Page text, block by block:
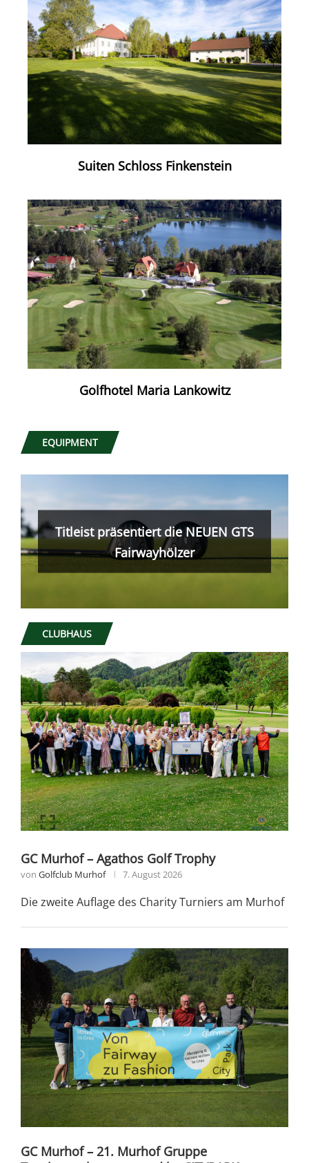
Suiten Schloss Finkenstein
Golfhotel Maria Lankowitz
EQUIPMENT
Was nicht passt, wird passend
CLUBHAUS
GC Murhof – Agathos Golf Trophy
von Golfclub Murhof 7. August 2026
Die zweite Auflage des Charity Turniers am Murhof
GC Murhof – 21. Murhof Gruppe